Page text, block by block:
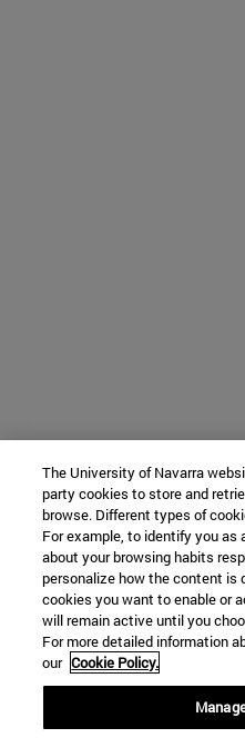
The University of Navarra
party cookies to store and
browse. Different types of
For example, to identify you as
about your browsing habits
personalize how the content is
cookies you want to enable or
will remain active until you
For more detailed information
our Cookie Policy.